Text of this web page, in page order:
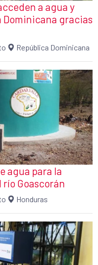
a agua y
gracias
República Dominicana
agua para la
Goascorán
Honduras